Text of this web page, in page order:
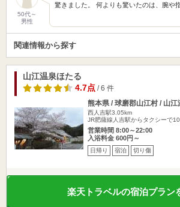
50代～
男性
驚きました。 何よりも驚いたのは、腕や
関連情報から探す
山江温泉ほたる
4.7点/ 6 件
熊本県 / 球磨郡山江村 / 山江
西人吉駅3.05km
JR肥薩線人吉駅からタクシーで
営業時間 8:00～22:00
入浴料金 600円～
日帰り 宿泊 切り傷
楽天トラベルの宿泊プラン